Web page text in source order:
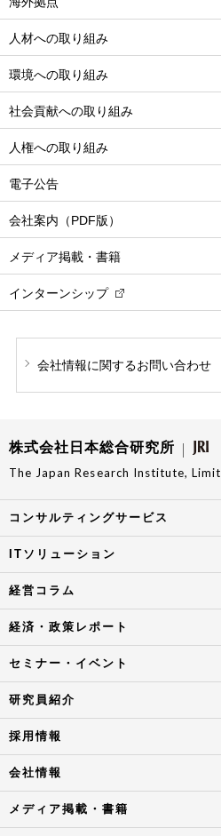
人材への取り組み
環境への取り組み
社会貢献への取り組み
人権への取り組み
電子公告
会社案内（PDF版）
メディア掲載・書籍
インターンシップ
会社情報に関するお問い合わせ
株式会社日本総合研究所
The Japan Research Institute,
コンサルティングサービス
ITソリューション
経営コラム
経済・政策レポート
セミナー・イベント
研究員紹介
採用情報
会社情報
メディア掲載・書籍